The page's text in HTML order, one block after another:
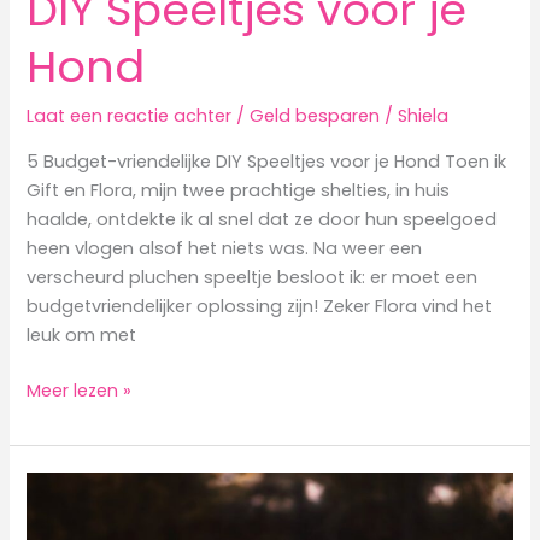
Hond
Laat een reactie achter /Geld besparen /Shiela
5 Budget-vriendelijke DIY Speeltjes voor je Hond Toen ik
Gift en Flora, mijn twee prachtige shelties, in huis
haalde, ontdekte ik al snel dat ze door hun speelgoed
heen vlogen alsof het niets was. Na weer een
verscheurd pluchen speeltje besloot ik: er moet een
budgetvriendelijker oplossing zijn! Zeker Flora vind het
leuk om met
5
vriendelijke
DIY
Meer lezen »